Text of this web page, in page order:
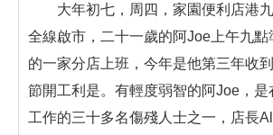
大年初七，周四，家園便利店港九
全線啟市，二十一歲的阿Joe上午九點
的一家分店上班，今年是他第三年收
節開工利是。有輕度弱智的阿Joe，
工作的三十多名傷殘人士之一，店長